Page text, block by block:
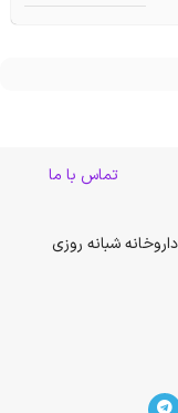
تماس با ما
شبانه روزی